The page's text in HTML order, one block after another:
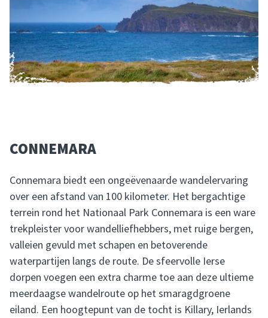
CONNEMARA
Connemara biedt een ongeëvenaarde wandelervaring
over een afstand van 100 kilometer. Het bergachtige
terrein rond het Nationaal Park Connemara is een ware
trekpleister voor wandelliefhebbers, met ruige bergen,
valleien gevuld met schapen en betoverende
waterpartijen langs de route. De sfeervolle Ierse
dorpen voegen een extra charme toe aan deze ultieme
meerdaagse wandelroute op het smaragdgroene
eiland. Een hoogtepunt van de tocht is Killary, Ierlands